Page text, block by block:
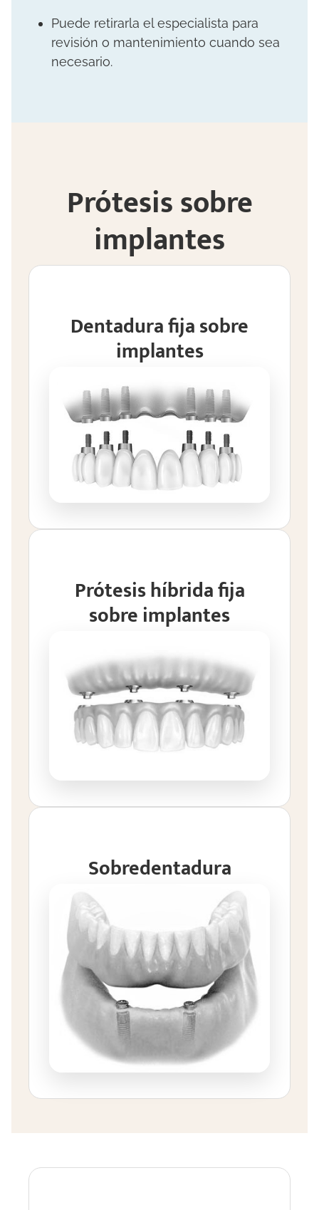
Puede retirarla el especialista para
revisión o mantenimiento cuando sea
necesario.
Prótesis sobre
implantes
Dentadura fija sobre
implantes
Prótesis híbrida fija
sobre implantes
Sobredentadura